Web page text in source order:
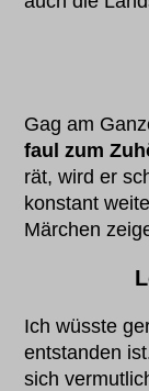
Gag am
faul zum
rät, wird er
konstant
Märchen
Ich wüsste
entstanden
sich